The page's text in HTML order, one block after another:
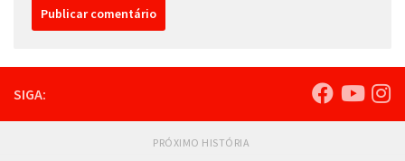
SIGA:
PRÓXIMO HISTÓRIA